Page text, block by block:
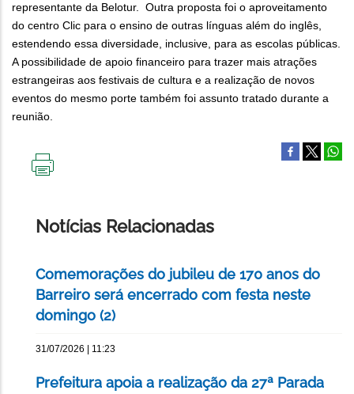
representante da Belotur. Outra proposta foi o aproveitamento
do centro Clic para o ensino de outras línguas além do inglês,
estendendo essa diversidade, inclusive, para as escolas públicas.
A possibilidade de apoio financeiro para trazer mais atrações
estrangeiras aos festivais de cultura e a realização de novos
eventos do mesmo porte também foi assunto tratado durante a
reunião.
Notícias Relacionadas
Comemorações do jubileu de 170 anos do
Barreiro será encerrado com festa neste
domingo (2)
31/07/2026 | 11:23
Prefeitura apoia a realização da 27ª Parada